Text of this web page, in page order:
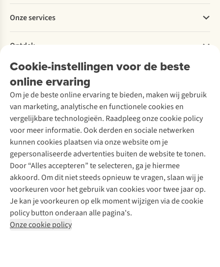
Cookie-instellingen voor de beste
online ervaring
Om je de beste online ervaring te bieden, maken wij gebruik
van marketing, analytische en functionele cookies en
vergelijkbare technologieën. Raadpleeg onze cookie policy
voor meer informatie. Ook derden en sociale netwerken
kunnen cookies plaatsen via onze website om je
gepersonaliseerde advertenties buiten de website te tonen.
Door “Alles accepteren” te selecteren, ga je hiermee
akkoord. Om dit niet steeds opnieuw te vragen, slaan wij je
voorkeuren voor het gebruik van cookies voor twee jaar op.
Je kan je voorkeuren op elk moment wijzigen via de cookie
policy button onderaan alle pagina's.
Onze cookie policy
Betalen
Levering
Retourneren
Bestelling herroepen
Garantie
Contact
Explore More
Verantwoord ondernemen
Over Ayacucho
Onze winkels
Over A.S.Adventure
Toegankelijkheidsverklaring
Onze services
Ski-onderhoud
Wasservice
Schoenonderhoud
Schoenherstelling
Kledingherstelling
Retouches
Voor bedrijven
Ontdek
A.S.Magazine
Podcast
Explore Academy
Explore Camp
Gear Check
Inspiratie & advies
Meld je aan voor de nieuwsbrief
Follow us
Disclaimer Privacy Policy
Algemene voorwaarden
Cookie Policy